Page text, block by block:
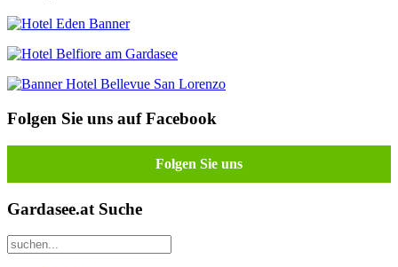
Folgen Sie uns auf Facebook
Folgen Sie uns
Gardasee.at Suche